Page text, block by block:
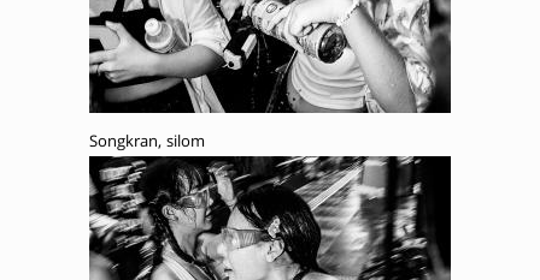
Songkran, silom